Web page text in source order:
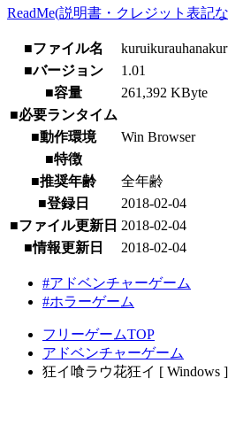
ReadMe(説明書・クレジット表記
■ファイル名
■バージョン
1.01
■容量
261,392 KByte
■必要ランタイム
■動作環境
Win Browser
■特徴
■推奨年齢
全年齢
■登録日
2018-02-04
■ファイル更新日 2018-02-04
■情報更新日
2018-02-04
#アドベンチャーゲーム
#ホラーゲーム
フリーゲームTOP
アドベンチャーゲーム
狂イ喰ラウ花狂イ [ Windows ]